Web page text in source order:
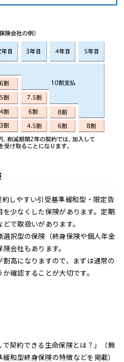
しやすい引受基準緩和型・限定告
少なくした保険があります。定期
で取扱いがあります。
択型の保険（終身保険や個人年金
会社もあります。
高になりますので、まずは通常の
確認することが大切です。
契約できる生命保険とは？」
（無
和型終身保険の特徴などを掲載）